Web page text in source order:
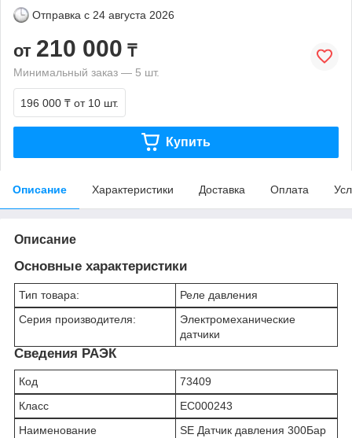
Отправка с 24 августа 2026
от 210 000 ₸
Минимальный заказ — 5 шт.
196 000 ₸ от 10 шт.
Купить
Описание Характеристики Доставка Оплата
Описание
Основные характеристики
Тип товара:
Реле давления
Серия производителя:
Электромеханические
датчики
Сведения РАЭК
Код
73409
Класс
EC000243
Наименование
SE Датчик давления 300Бар